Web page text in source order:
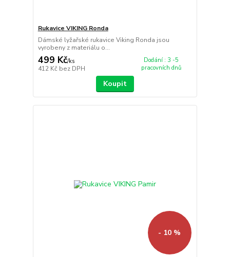
Rukavice VIKING Ronda
Dámské lyžařské rukavice Viking Ronda jsou
vyrobeny z materiálu o...
499 Kč/ks
412 Kč bez DPH
Dodání : 3 -5
pracovních dnů
Koupit
- 10 %